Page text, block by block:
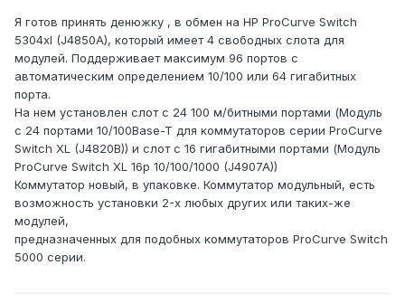
Я готов принять денюжку , в обмен на HP ProCurve Switch
5304xl (J4850A), который имеет 4 свободных слота для
модулей. Поддерживает максимум 96 портов с
автоматическим определением 10/100 или 64 гигабитных
порта.
На нем установлен слот с 24 100 м/битными портами (Модуль
с 24 портами 10/100Base-T для коммутаторов серии ProCurve
Switch XL (J4820B)) и слот с 16 гигабитными портами (Модуль
ProCurve Switch XL 16p 10/100/1000 (J4907A))
Коммутатор новый, в упаковке. Коммутатор модульный, есть
возможность установки 2-х любых других или таких-же
модулей,
предназначенных для подобных коммутаторов ProCurve Switch
5000 серии.